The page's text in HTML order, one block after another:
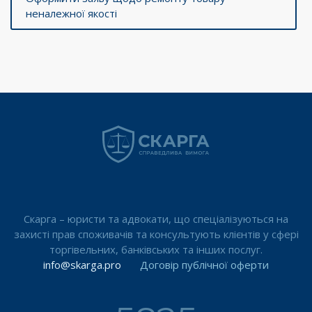
неналежної якості
Скарга – юристи та адвокати, що спеціалізуються на
захисті прав споживачів та консультують клієнтів у сфері
торгівельних, банківських та інших послуг.
info@skarga.pro
Договір публічної оферти